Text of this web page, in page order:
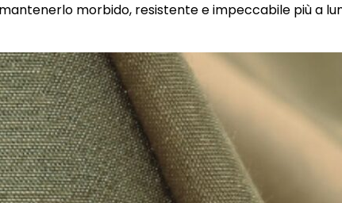
morbido, resistente e impeccabile più a